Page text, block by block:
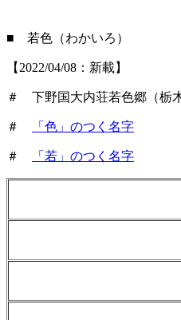
■ 若色（わかいろ）
【2022/04/08：新載】
＃ 下野国大内荘若色郷（栃
＃ 「色」のつく名字
＃ 「若」のつく名字